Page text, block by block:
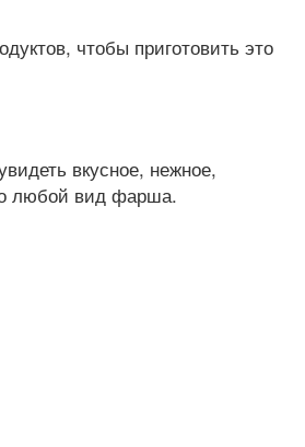
чтобы приготовить это
вкусное, нежное,
любой вид фарша.